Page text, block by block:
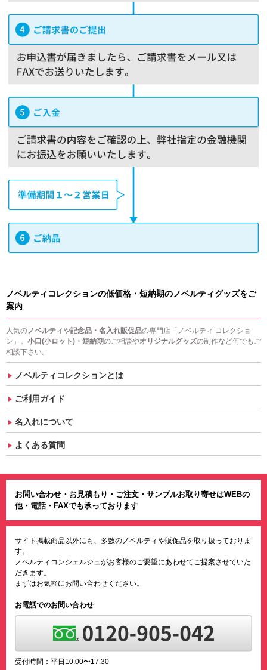
ノベルティコレクションの低価格・短納期のノベルティグッズをご
案内
人気のノベルティや記念品・名入れ販促品の専門店「ノベルティ コレクショ
ン」。 小口(小ロット)・短納期のご相談やオリジナルグッズの制作など何でもご
相談下さい。
ノベルティコレクションとは
ご利用ガイド
名入れについて
よくある質問
お問い合わせ・お見積もり・ご注文・サンプルお取り寄せはWEBの
他・電話・FAXでも承っております
サイト掲載商品以外にも、多数のノベルティや販促品を取り扱っておりま
す。
ノベルティコンシェルジュがお客様のご要望にあわせてご提案させていた
だきます。
まずはお気軽にお問い合わせください。
お電話でのお問い合わせ
受付時間：平日10:00〜17:30